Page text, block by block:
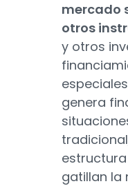
mercado
otros
y otros
genera
gatillan la